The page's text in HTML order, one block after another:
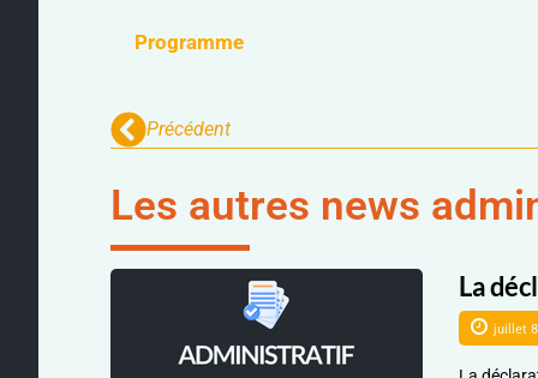
Programme
Précédent
Les autres news
La
juillet